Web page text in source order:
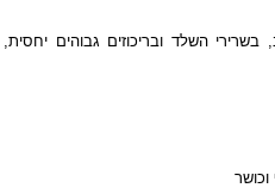
השלד ובריכוזים גבוהים יחסית,
וכושר